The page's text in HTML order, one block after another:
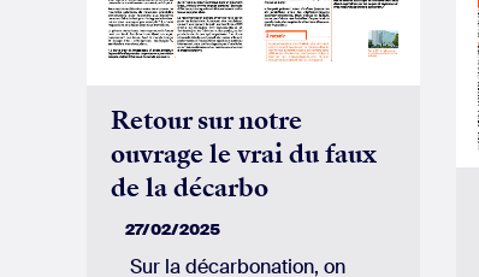
Retour sur notre
ouvrage le vrai du faux
de la décarbo
27/02/2025
Sur la décarbonation, on